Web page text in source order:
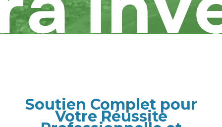
Soutien Complet pour
Votre Réussite